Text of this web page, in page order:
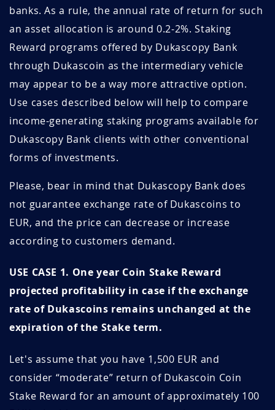
IHqwL7Zd Juillet 15, 2026 Octobre 15, 2026
Octobre 15, 2026
ygxuOHFT Juillet 15, 2026 Juillet 15, 2027
D0VE1uNl Juillet 15, 2026 Juillet 15, 2027
5tG7xpAT Juillet 10, 2026 Octobre 10, 2026
6IMmAQPz Juillet 09, 2026
AXOAsxys Juillet 09, 2026 Juillet 09, 2027
Wvm5jmMW Juillet 03, 2026 Juillet 03, 2027
CCJwSbJ1 Juillet 01, 2026 Octobre 01, 2026
DzMLEcJ8 Juin 25, 2026
1XIDHOcM Juin 25, 2026 Juin 25, 2027
B402DQmF Juin 25, 2026 Juin 25, 2027
banks. As a rule, the annual rate of return for such
an asset allocation is around 0.2-2%. Staking
Reward programs offered by Dukascopy Bank
through Dukascoin as the intermediary vehicle
may appear to be a way more attractive option.
Use cases described below will help to compare
income-generating staking programs available for
Dukascopy Bank clients with other conventional
forms of investments.
Please, bear in mind that Dukascopy Bank does
not guarantee exchange rate of Dukascoins to
EUR, and the price can decrease or increase
according to customers demand.
USE CASE 1. One year Coin Stake Reward
projected profitability in case if the exchange
rate of Dukascoins remains unchanged at the
expiration of the Stake term.
Let's assume that you have 1,500 EUR and
consider “moderate” return of Dukascoin Coin
Stake Reward for an amount of approximately 100